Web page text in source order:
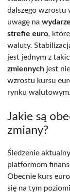
dalszego
uwagę na
strefie euro,
waluty.
jest jednym z
zmiennych jest
wzrostu kursu
rynku walutowym.
Jakie są
zmiany?
Śledzenie
platformom
Obecnie kurs
się na tym